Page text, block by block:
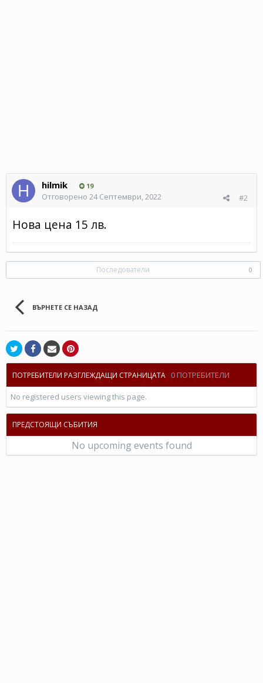
hilmik 19
#2
Отговорено 24 Септември, 2022
Нова цена 15 лв.
Последователи 0
ВЪРНЕТЕ СЕ НАЗАД
ПОТРЕБИТЕЛИ РАЗГЛЕЖДАЩИ СТРАНИЦАТА 0 ПОТРЕБИТЕЛИ
No registered users viewing this page.
ПРЕДСТОЯЩИ СЪБИТИЯ
No upcoming events found